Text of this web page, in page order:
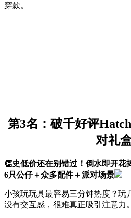
穿款。
第3名：破千好评
对礼
👏史低价还在别错过！倒水即开花
6只公仔＋众多配件＋派对场景
小孩玩玩具最容易三分钟热度？玩
没有交互感，很难真正吸引注意力。